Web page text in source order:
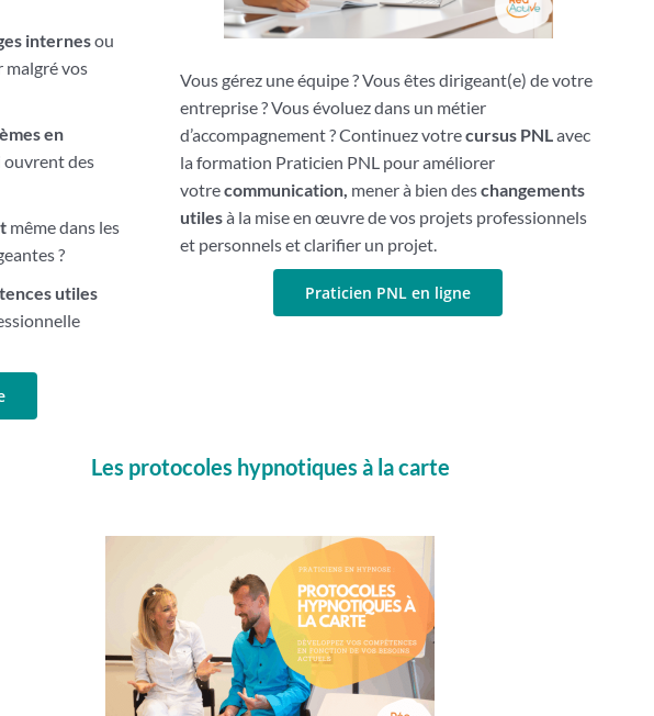
internesou
malgré vos
en
ouvrent des
même dans les
?
utiles
Vous gérez une équipe ? Vous êtes dirigeant(e) de votre
entreprise ? Vous évoluez dans un métier
d’accompagnement ? Continuez votrecursus PNLavec
la formation Praticien PNL pour améliorer
votrecommunication, mener à bien deschangements
utilesà la mise en œuvre de vos projets professionnels
et personnels et clarifier un projet.
Praticien PNL en ligne
Les protocoles hypnotiques à la carte